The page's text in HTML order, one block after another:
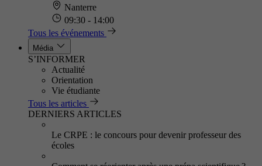
Nanterre
09:30 - 14:00
Tous les événements
Média
S’INFORMER
Actualité
Orientation
Vie étudiante
Tous les articles
DERNIERS ARTICLES
Le CRPE : le concours pour devenir professeur des
écoles